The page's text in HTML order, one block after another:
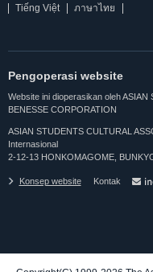
Tiếng Việt
ภาษาไทย
Pengoperasi website
Website ini dioperasikan oleh
BENESSE CORPORATION
ASIAN STUDENTS CULTURAL
Internasional
2-12-13 HONKOMAGOME,
Konsep website Kontak